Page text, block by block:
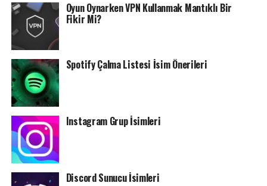
Oyun Oynarken VPN Kullanmak Mantıklı Bir
Fikir Mi?
Spotify Çalma Listesi İsim Önerileri
Instagram Grup İsimleri
Discord Sunucu İsimleri